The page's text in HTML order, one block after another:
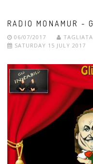
RADIO MONAMUR -
06/07/2017
SATURDAY 15 JULY 2017